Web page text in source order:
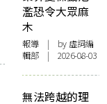
濫恐令大眾麻
木
報導 | by 虛詞編
輯部 | 2026-08-03
無法跨越的理